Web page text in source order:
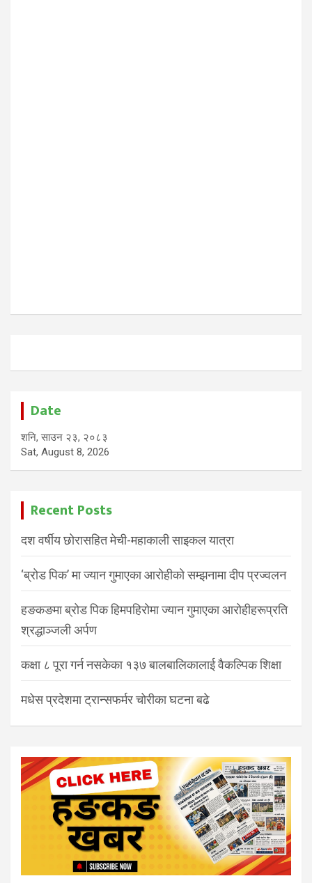
Date
शनि, साउन २३, २०८३
Sat, August 8, 2026
Recent Posts
दश वर्षीय छोरासहित मेची-महाकाली साइकल यात्रा
‘ब्रोड पिक’ मा ज्यान गुमाएका आरोहीको सम्झनामा दीप प्रज्वलन
हङकङमा ब्रोड पिक हिमपहिरोमा ज्यान गुमाएका आरोहीहरूप्रति
श्रद्धाञ्जली अर्पण
कक्षा ८ पूरा गर्न नसकेका १३७ बालबालिकालाई वैकल्पिक शिक्षा
मधेस प्रदेशमा ट्रान्सफर्मर चोरीका घटना बढे